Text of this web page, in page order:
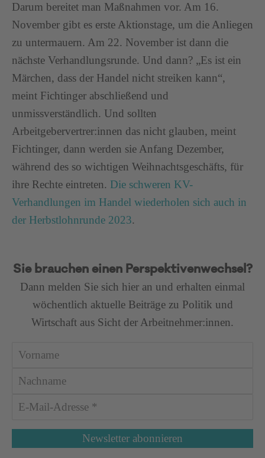
Darum bereitet man Maßnahmen vor. Am 16.
November gibt es erste Aktionstage, um die Anliegen
zu untermauern. Am 22. November ist dann die
nächste Verhandlungsrunde. Und dann? „Es ist ein
Märchen, dass der Handel nicht streiken kann“,
meint Fichtinger abschließend und
unmissverständlich. Und sollten
Arbeitgebervertrer:innen das nicht glauben, meint
Fichtinger, dann werden sie Anfang Dezember,
während des so wichtigen Weihnachtsgeschäfts, für
ihre Rechte eintreten. Die schweren KV-
Verhandlungen im Handel wiederholen sich auch in
der Herbstlohnrunde 2023.
Sie brauchen einen Perspektivenwechsel?
Dann melden Sie sich hier an und erhalten einmal
wöchentlich aktuelle Beiträge zu Politik und
Wirtschaft aus Sicht der Arbeitnehmer:innen.